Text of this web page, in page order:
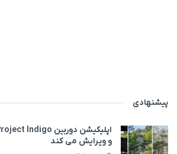
پیشنهادی
و ویرایش می‌ کند